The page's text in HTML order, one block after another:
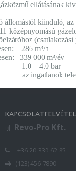
ellátásának
állomástól kiinduló,
középnyomású
286 m³/h
339 000 m³/év
– 4.0 bar
KAPCSOLATFELVÉTEL
Revo-Pro Kft.
: +36-20-330-62-85
(123) 456-7890